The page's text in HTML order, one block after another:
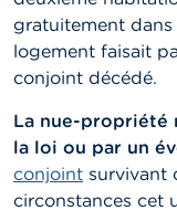
gratuitement
logement faisait
conjoint décédé.
La nue-propriété
la loi ou par un
conjoint survivant
circonstances cet